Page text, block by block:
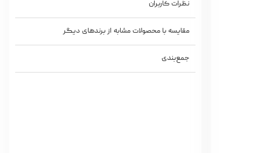
نظرات کاربران
مقایسه با محصولات مشابه از برندهای دیگر
جمع‌بندی